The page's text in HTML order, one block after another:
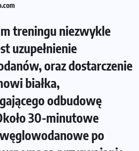
treningu niezwykle
uzupełnienie
oraz dostarczenie
białka,
odbudowę
30-minutowe
po